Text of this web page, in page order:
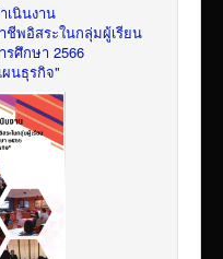
เนินงาน
ชีพอิสระในกลุ่มผู้เรียน
รศึกษา 2566
นธุรกิจ"